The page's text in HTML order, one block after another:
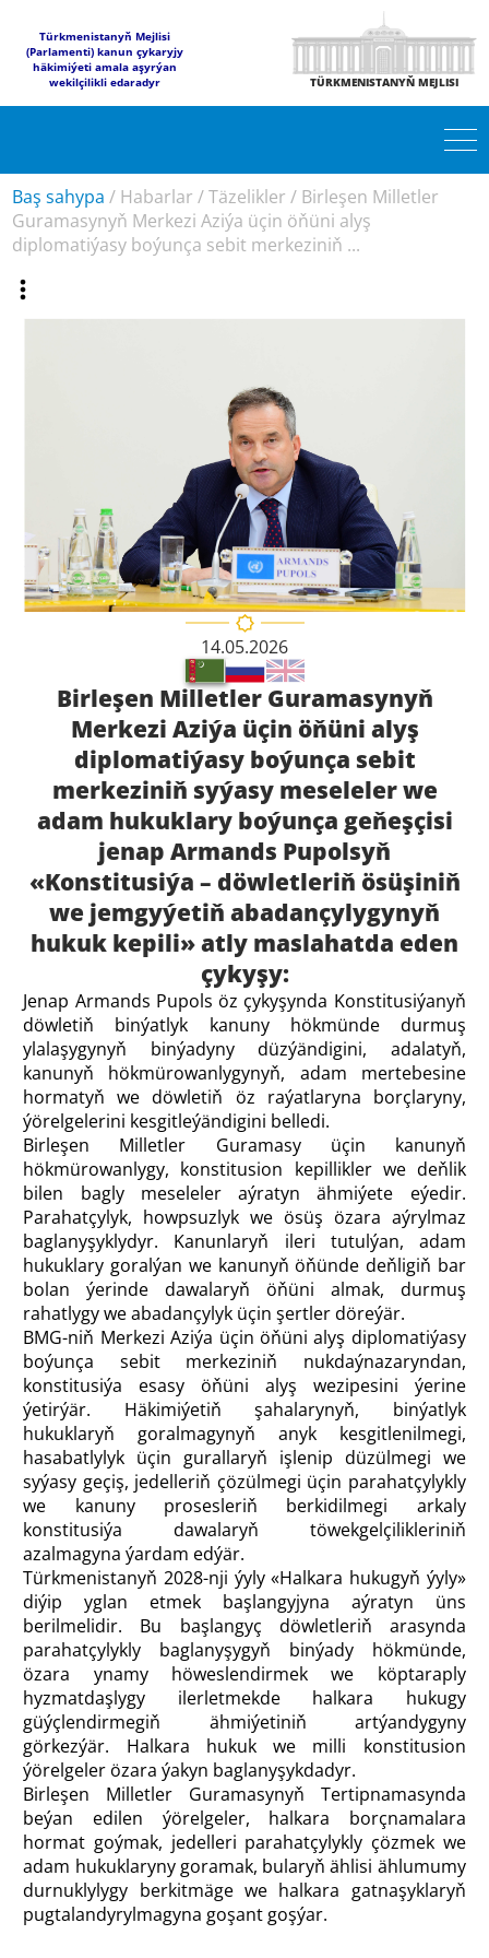
Türkmenistanyň Mejlisi
(Parlamenti) kanun çykaryjy
häkimiýeti amala aşyrýan
wekilçilikli edaradyr
TÜRKMENISTANYŇ MEJLISI
Baş sahypa / Habarlar /Täzelikler / Birleşen Milletler
Guramasynyň Merkezi Aziýa üçin öňüni alyş
diplomatiýasy boýunça sebit merkeziniň ...
14.05.2026
Birleşen Milletler Guramasynyň
Merkezi Aziýa üçin öňüni alyş
diplomatiýasy boýunça sebit
merkeziniň syýasy meseleler we
adam hukuklary boýunça geňeşçisi
jenap Armands Pupolsyň
«Konstitusiýa – döwletleriň ösüşiniň
we jemgyýetiň abadançylygynyň
hukuk kepili» atly maslahatda eden
çykyşy:
Jenap Armands Pupols öz çykyşynda Konstitusiýanyň
döwletiň binýatlyk kanuny hökmünde durmuş
ylalaşygynyň binýadyny düzýändigini, adalatyň,
kanunyň hökmürowanlygynyň, adam mertebesine
hormatyň we döwletiň öz raýatlaryna borçlaryny,
ýörelgelerini kesgitleýändigini belledi.
Birleşen Milletler Guramasy üçin kanunyň
hökmürowanlygy, konstitusion kepillikler we deňlik
bilen bagly meseleler aýratyn ähmiýete eýedir.
Parahatçylyk, howpsuzlyk we ösüş özara aýrylmaz
baglanyşyklydyr. Kanunlaryň ileri tutulýan, adam
hukuklary goralýan we kanunyň öňünde deňligiň bar
bolan ýerinde dawalaryň öňüni almak, durmuş
rahatlygy we abadançylyk üçin şertler döreýär.
BMG-niň Merkezi Aziýa üçin öňüni alyş diplomatiýasy
boýunça sebit merkeziniň nukdaýnazaryndan,
konstitusiýa esasy öňüni alyş wezipesini ýerine
ýetirýär. Häkimiýetiň şahalarynyň, binýatlyk
hukuklaryň goralmagynyň anyk kesgitlenilmegi,
hasabatlylyk üçin gurallaryň işlenip düzülmegi we
syýasy geçiş, jedelleriň çözülmegi üçin parahatçylykly
we kanuny prosesleriň berkidilmegi arkaly
konstitusiýa dawalaryň töwekgelçilikleriniň
azalmagyna ýardam edýär.
Türkmenistanyň 2028-nji ýyly «Halkara hukugyň ýyly»
diýip yglan etmek başlangyjyna aýratyn üns
berilmelidir. Bu başlangyç döwletleriň arasynda
parahatçylykly baglanyşygyň binýady hökmünde,
özara ynamy höweslendirmek we köptaraply
hyzmatdaşlygy ilerletmekde halkara hukugy
güýçlendirmegiň ähmiýetiniň artýandygyny
görkezýär. Halkara hukuk we milli konstitusion
ýörelgeler özara ýakyn baglanyşykdadyr.
Birleşen Milletler Guramasynyň Tertipnamasynda
beýan edilen ýörelgeler, halkara borçnamalara
hormat goýmak, jedelleri parahatçylykly çözmek we
adam hukuklaryny goramak, bularyň ählisi ählumumy
durnuklylygy berkitmäge we halkara gatnaşyklaryň
pugtalandyrylmagyna goşant goşýar.